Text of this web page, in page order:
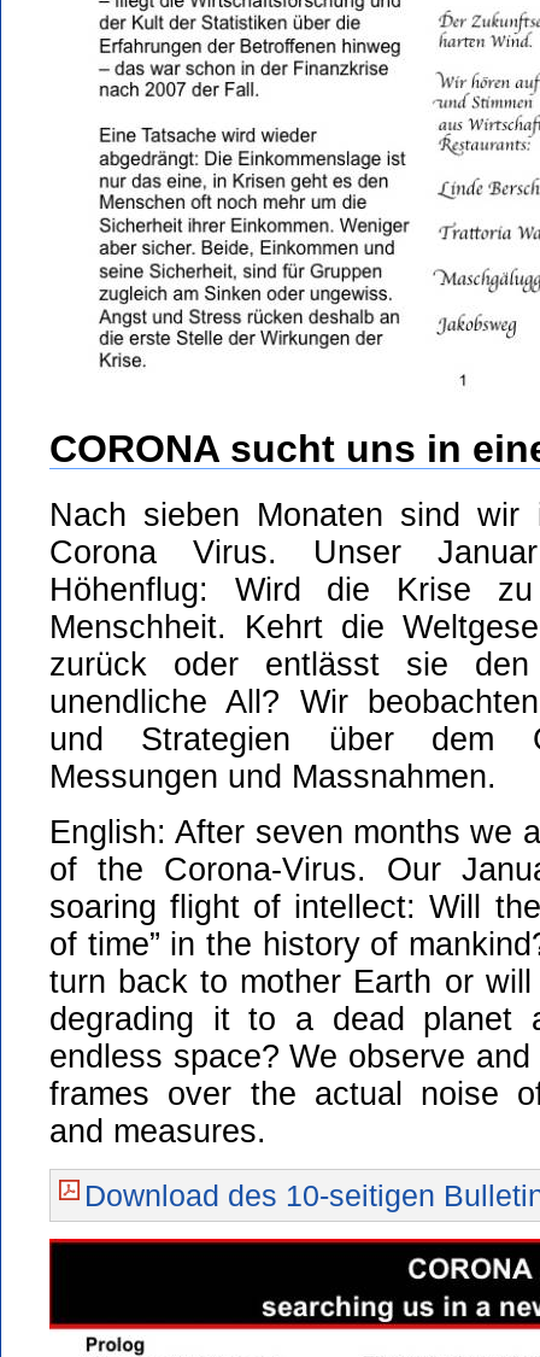
CORONA sucht uns in
Nach sieben Monaten sind
Corona Virus. Unser
Höhenflug: Wird die Krise
Menschheit. Kehrt die
zurück oder entlässt sie
unendliche All? Wir
und Strategien über dem
Messungen und Massnahmen.
English: After seven months we
of the Corona-Virus. Our
soaring flight of intellect: Will
of time” in the history of
turn back to mother Earth or
degrading it to a dead planet
endless space? We observe
frames over the actual noise
and measures.
Download des 10-seitigen